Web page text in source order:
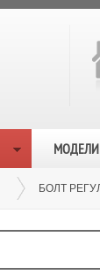
МОДЕЛИ
БОЛТ